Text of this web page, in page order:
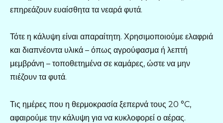
επηρεάζουν ευαίσθητα τα νεαρά φυτά.
Τότε η κάλυψη είναι απαραίτητη. Χρησιμοποιούμε ελαφριά
και διαπνέοντα υλικά – όπως αγρούφασμα ή λεπτή
μεμβράνη – τοποθετημένα σε καμάρες, ώστε να μην
πιέζουν τα φυτά.
Τις ημέρες που η θερμοκρασία ξεπερνά τους 20 °C,
αφαιρούμε την κάλυψη για να κυκλοφορεί ο αέρας.